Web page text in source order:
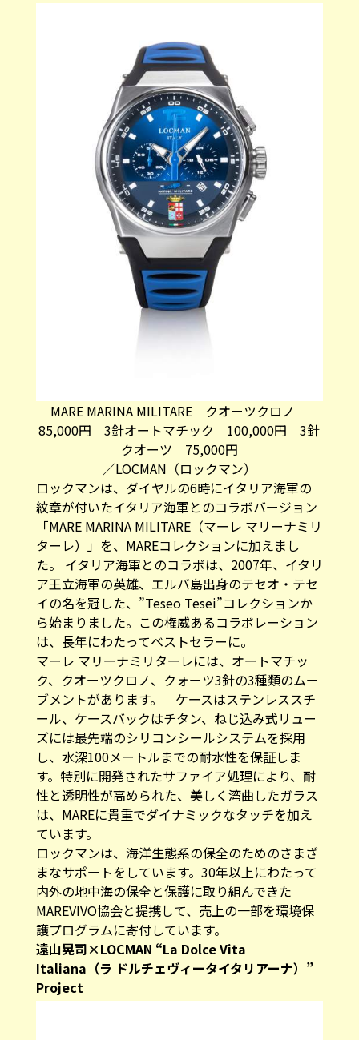
MARE MARINA MILITARE クオーツクロノ
85,000円 3針オートマチック 100,000円 3針
クオーツ 75,000円
／LOCMAN（ロックマン）
ロックマンは、ダイヤルの6時にイタリア海軍の
紋章が付いたイタリア海軍とのコラボバージョン
「MARE MARINA MILITARE（マーレ マリーナミリ
ターレ）」を、MAREコレクションに加えまし
た。 イタリア海軍とのコラボは、2007年、イタリ
ア王立海軍の英雄、エルバ島出身のテセオ・テセ
イの名を冠した、”Teseo Tesei”コレクションか
ら始まりました。この権威あるコラボレーション
は、長年にわたってベストセラーに。
マーレ マリーナミリターレには、オートマチッ
ク、クオーツクロノ、クォーツ3針の3種類のムー
ブメントがあります。 ケースはステンレススチ
ール、ケースバックはチタン、ねじ込み式リュー
ズには最先端のシリコンシールシステムを採用
し、水深100メートルまでの耐水性を保証しま
す。特別に開発されたサファイア処理により、耐
性と透明性が高められた、美しく湾曲したガラス
は、MAREに貴重でダイナミックなタッチを加え
ています。
ロックマンは、海洋生態系の保全のためのさまざ
まなサポートをしています。30年以上にわたって
内外の地中海の保全と保護に取り組んできた
MAREVIVO協会と提携して、売上の一部を環境保
護プログラムに寄付しています。
遠山晃司×LOCMAN “La Dolce Vita
Italiana（ラ ドルチェヴィータイタリアーナ）”
Project